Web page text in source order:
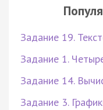
Задание 19.
Задание 1.
Задание 14.
Задание 3.